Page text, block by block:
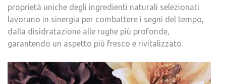
proprietà uniche degli ingredienti naturali selezionati
lavorano in sinergia per combattere i segni del tempo,
dalla disidratazione alle rughe più profonde,
garantendo un aspetto più fresco e rivitalizzato.